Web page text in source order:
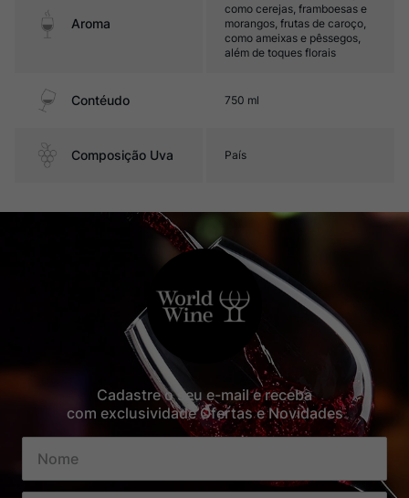
Aroma
como cerejas, framboesas e
morangos, frutas de caroço,
como ameixas e pêssegos,
além de toques florais
Contéudo 750 ml
Composição Uva País
Cadastre o seu e-mail e receba
com exclusividade Ofertas e Novidades